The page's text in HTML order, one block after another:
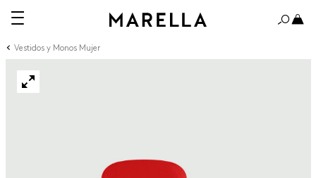
Vestidos y Monos Mujer